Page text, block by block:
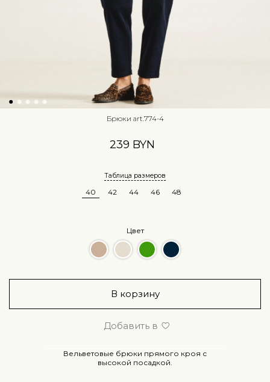
Брюки art.774-4
239 BYN
Таблица размеров
40 42 44 46 48
Цвет
В корзину
Добавить в
Вельветовые брюки прямого кроя с
высокой посадкой.